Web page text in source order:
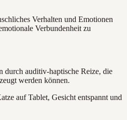
Verhalten und Emotionen
Verbundenheit zu
durch auditiv-haptische Reize, die
werden können.